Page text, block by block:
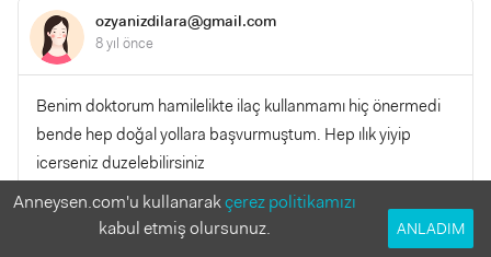
ozyanizdilara@gmail.com
8 yıl önce
Benim doktorum hamilelikte ilaç kullanmamı hiç önermedi
bende hep doğal yollara başvurmuştum. Hep ılık yiyip
icerseniz duzelebilirsiniz
YANITLA
0
Anneysen.com'u kullanarakçerez politikamızı
kabul etmiş olursunuz.
ANLADIM